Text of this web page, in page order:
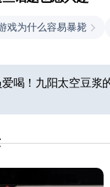
戏为什么容易暴毙
喝！九阳太空豆浆